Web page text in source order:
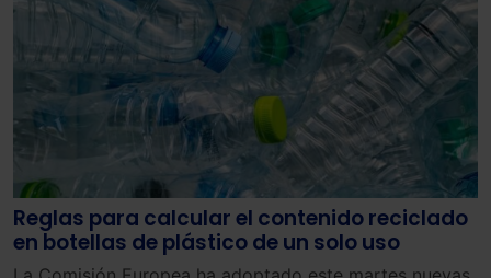
Reglas para calcular el contenido reciclado
en botellas de plástico de un solo uso